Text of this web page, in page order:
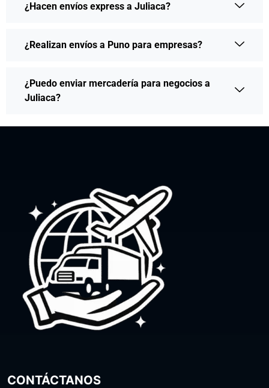
¿Hacen envíos express a Juliaca?
¿Realizan envíos a Puno para empresas?
¿Puedo enviar mercadería para negocios a
Juliaca?
CONTÁCTANOS